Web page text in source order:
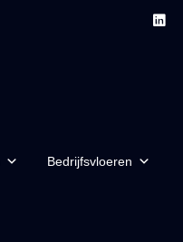
Bedrijfsvloeren